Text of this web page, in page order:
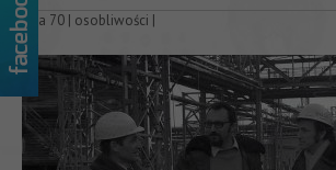
lata 70 | osobliwości |